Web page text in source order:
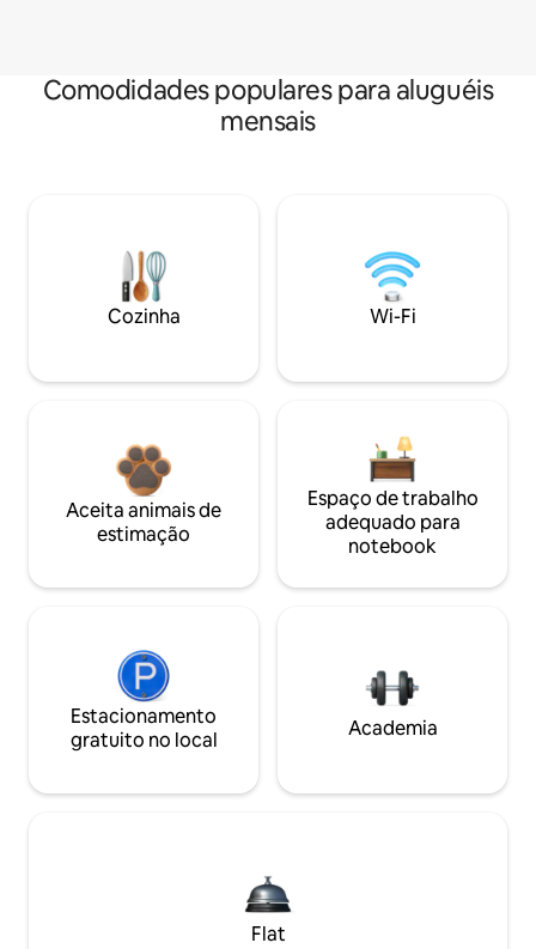
Comodidades populares para aluguéis
mensais
Cozinha Wi-Fi
Aceita animais de
estimação
Espaço de trabalho
adequado para
notebook
Estacionamento
gratuito no local
Academia
Flat